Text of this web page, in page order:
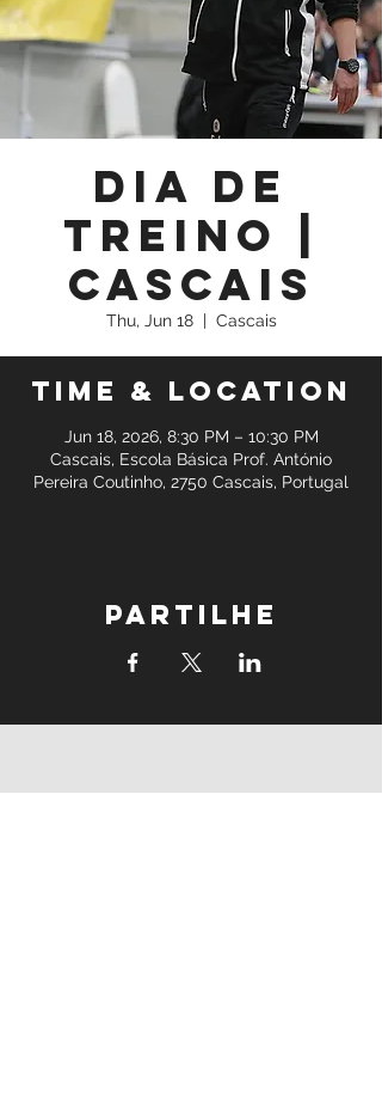
Dia de
Treino |
Cascais
Thu, Jun 18
  |
Cascais
Time & Location
Jun 18, 2026, 8:30 PM – 10:30 PM
Cascais, Escola Básica Prof. António
Pereira Coutinho, 2750 Cascais, Portugal
Partilhe